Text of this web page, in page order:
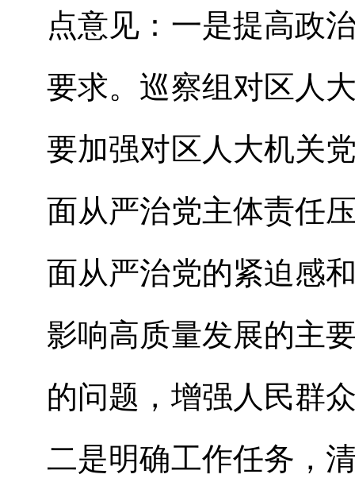
点意见： 一是提高政
要求。 巡察组 对区人
要加强对区人大机关
面从严治党主体责任
面从严治党的紧迫感
影响高质量发展的主
的问题 ， 增强人民群
二是明确工作任务，